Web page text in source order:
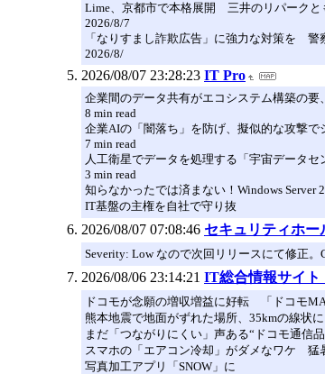
Lime、京都市で本格展開 三井のリパークと
2026/8/7
「なりすまし詐欺広告」に強力な対策を 警
2026/8/
2026/08/07 23:28:23 IT Pro
企業間のデータ共有がエコシステム構築の要
8 min read
企業AIの「闇落ち」を防げ、擬似的な攻撃で
7 min read
人工衛星でデータを処理する「宇宙データセ
3 min read
知らなかったでは済まない！Windows Server
IT基盤の主権を自社で守り抜
2026/08/07 07:08:46 セキュリティホー
Severity: Low なので次回リリースにて修正。
2026/08/06 23:14:21 IT総合情報サイト
ドコモが念願の増収増益に好転 「ドコモ
熊本地震で地面がずれた場所、35kmの線
まだ「つながりにくい」声ある“ドコモ通
スマホの「エアコン冷却」がダメなワケ 猛
写真加工アプリ「SNOW」に